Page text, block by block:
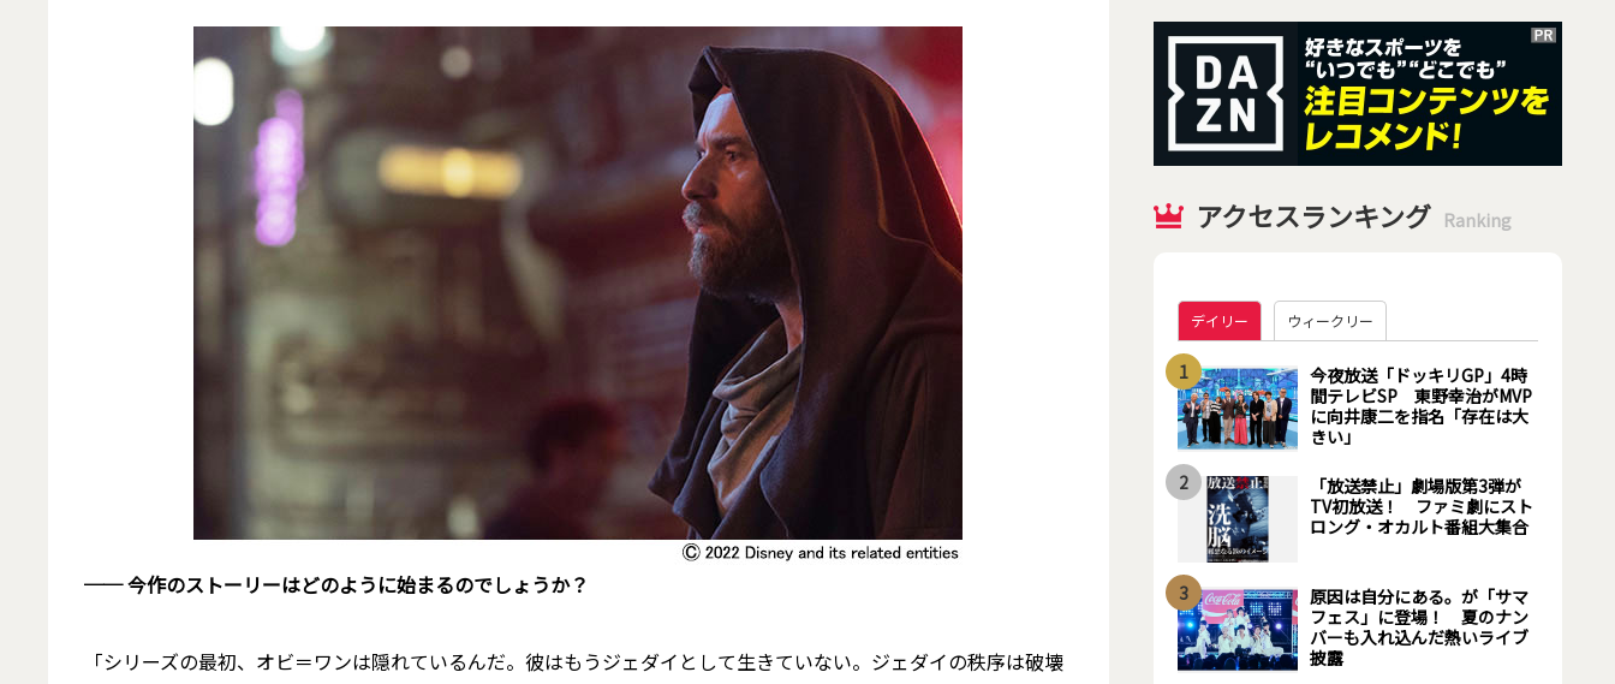
── 今作のストーリーはどのように始まるのでしょうか？
「シリーズの最初、オビ＝ワンは隠れているんだ。彼はもうジェダイとして生きていない。ジェダイの秩序は破壊
アクセスランキング Ranking
デイリー ウィークリー
1
今夜放送「ドッキリGP」4時
間テレビSP 東野幸治がMVP
に向井康二を指名「存在は大
きい」
2
「放送禁止」劇場版第3弾が
TV初放送！ ファミ劇にスト
ロング・オカルト番組大集合
3
原因は自分にある。が「サマ
フェス」に登場！ 夏のナン
バーも入れ込んだ熱いライブ
披露